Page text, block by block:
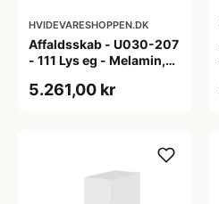
HVIDEVARESHOPPEN.DK
Affaldsskab - U030-207
- 111 Lys eg - Melamin,
5.261,00 kr